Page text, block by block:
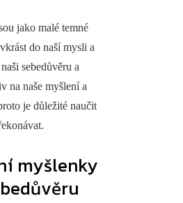
jako malé temné
do naší mysli a
sebedůvěru a
na naše myšlení a
je důležité naučit
myšlenky